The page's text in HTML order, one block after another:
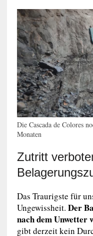
Die Cascada de Colores
Monaten
Zutritt
Das Traurigste für
Ungewissheit. Der
nach dem
gibt derzeit kein